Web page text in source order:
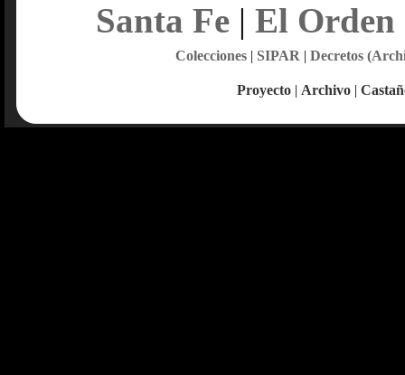
Santa Fe| El Orden
Colecciones| SIPAR | Decretos
Proyecto | Archivo |